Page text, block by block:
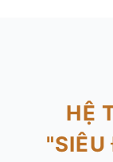
HỆ
"SIÊU